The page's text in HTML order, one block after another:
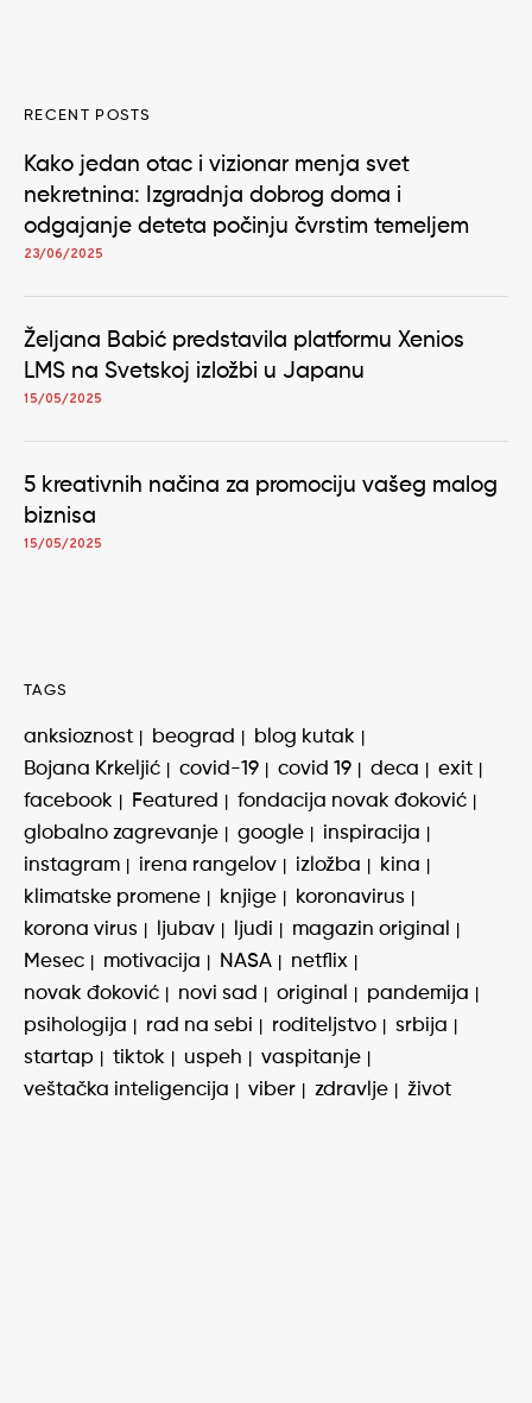
RECENT POSTS
Kako jedan otac i vizionar menja svet
nekretnina: Izgradnja dobrog doma i
odgajanje deteta počinju čvrstim temeljem
23/06/2025
Željana Babić predstavila platformu Xenios
LMS na Svetskoj izložbi u Japanu
15/05/2025
5 kreativnih načina za promociju vašeg malog
biznisa
15/05/2025
TAGS
anksioznost beograd
blog kutak
Bojana Krkeljić
covid-19 covid 19 deca
exit
facebook
Featured
fondacija novak đoković
globalno zagrevanje
google
inspiracija
instagram
irena rangelov izložba
kina
klimatske promene
knjige
koronavirus
korona virus
ljubav ljudi
magazin original
Mesec
motivacija NASA
netflix
novak đoković
novi sad original
pandemija
psihologija
rad na sebi roditeljstvo
srbija
startap
tiktok uspeh
vaspitanje
veštačka inteligencija
viber zdravlje život